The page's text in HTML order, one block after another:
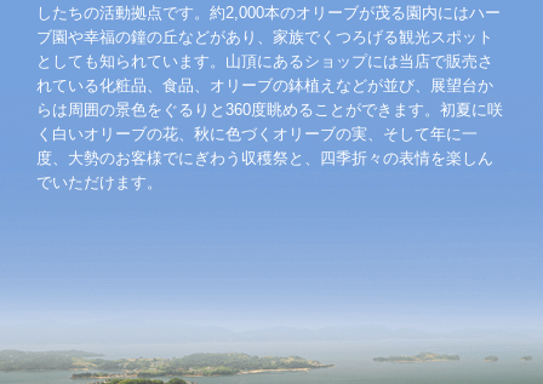
したちの活動拠点です。約2,000本のオリーブが茂る園内にはハー
ブ園や幸福の鐘の丘などがあり、家族でくつろげる観光スポット
としても知られています。山頂にあるショップには当店で販売さ
れている化粧品、食品、オリーブの鉢植えなどが並び、展望台か
らは周囲の景色をぐるりと360度眺めることができます。初夏に咲
く白いオリーブの花、秋に色づくオリーブの実、そして年に一
度、大勢のお客様でにぎわう収穫祭と、四季折々の表情を楽しん
でいただけます。